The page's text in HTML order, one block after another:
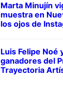
Marta Minujín
muestra en
los ojos de
Luis Felipe Noé
ganadores del
Trayectoria